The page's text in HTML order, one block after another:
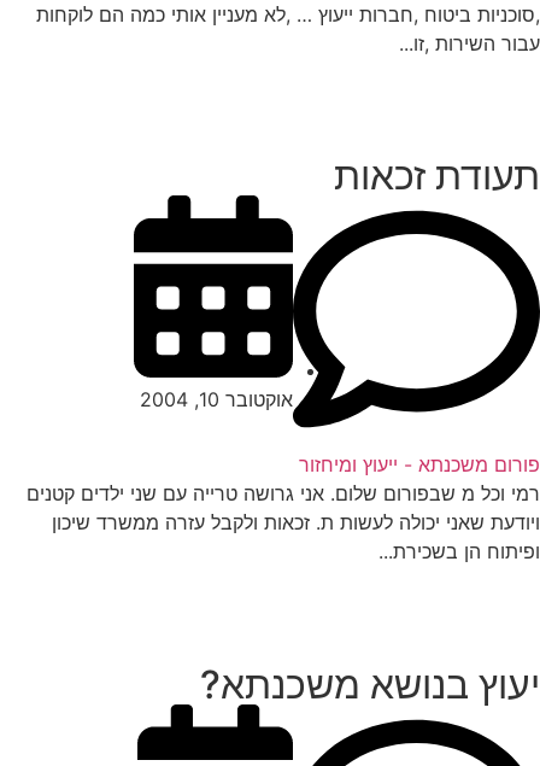
ביטוח ,חברות ייעוץ … ,לא מעניין אותי כמה הם לוקחות
השירות ,זו...
זכאות
משכנתא - ייעוץ ומיחזור
אוקטובר 10, 2004
וכל מ שבפורום שלום. אני גרושה טרייה עם שני ילדים קטנים
שאני יכולה לעשות ת. זכאות ולקבל עזרה ממשרד שיכון
הן בשכירת...
בנושא משכנתא?